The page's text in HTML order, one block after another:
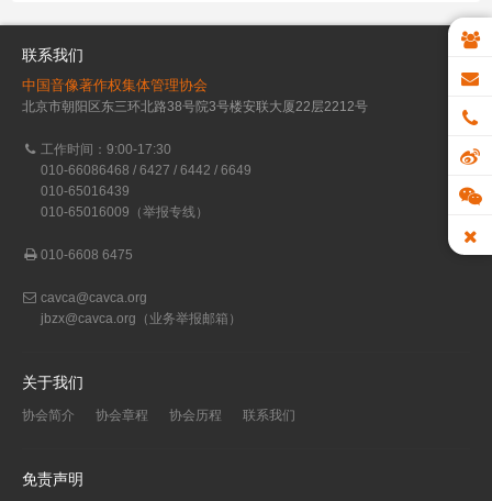
联系我们
中国音像著作权集体管理协会
北京市朝阳区东三环北路38号院3号楼安联大厦22层2212号
工作时间：9:00-17:30
010-66086468 / 6427 / 6442 / 6649
010-65016439
010-65016009（举报专线）
010-6608 6475
cavca@cavca.org
jbzx@cavca.org （业务举报邮箱）
关于我们
协会简介 协会章程 协会历程 联系我们
免责声明